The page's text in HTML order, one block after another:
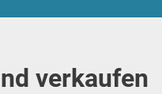
verkaufen